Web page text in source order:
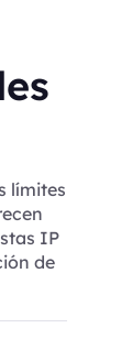
límites
IP
de